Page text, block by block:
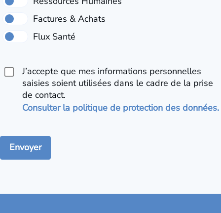
J’accepte que mes informations personnelles
saisies soient utilisées dans le cadre de la prise
de contact.
Consulter la politique de protection des données.